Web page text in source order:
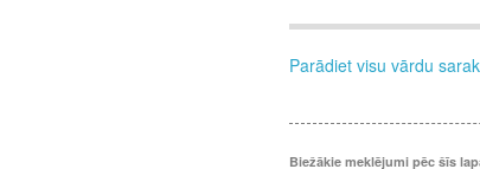
Parādiet visu vārdu
Biežākie meklējumi pēc šīs